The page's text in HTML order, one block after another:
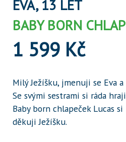
EVA, 13 LET
BABY BORN
1 599 Kč
Milý Ježíšku, jmenuji se Eva
Se svými sestrami si ráda
Baby born chlapeček Lucas
děkuji Ježíšku.